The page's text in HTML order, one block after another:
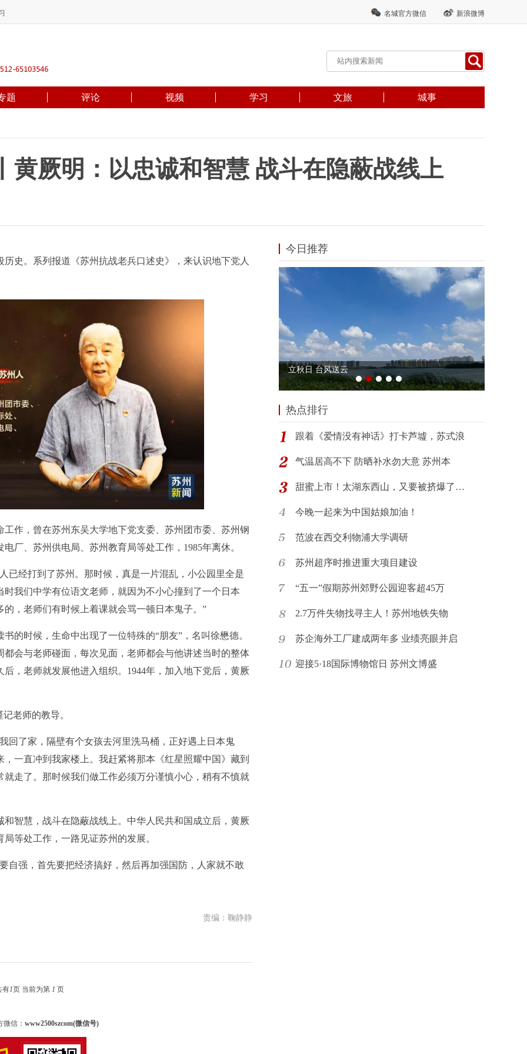
名城官方微信 新浪微博
题 评论 视频 学习 文旅 城事
黄厥明：以忠诚和智慧 战斗在隐蔽战线上
。系列报道《苏州抗战老兵口述史》，来认识地下党人
，曾在苏州东吴大学地下党支委、苏州团市委、苏州钢
厂、苏州供电局、苏州教育局等处工作，1985年离休。
经打到了苏州。那时候，真是一片混乱，小公园里全是
我们中学有位语文老师，就因为不小心撞到了一个日本
，老师们有时候上着课就会骂一顿日本鬼子。”
时候，生命中出现了一位特殊的“朋友”，名叫徐懋德。
会与老师碰面，每次见面，老师都会与他讲述当时的整体
，老师就发展他进入组织。1944年，加入地下党后，黄厥
老师的教导。
了家，隔壁有个女孩去河里洗马桶，正好遇上日本鬼
一直冲到我家楼上。我赶紧将那本《红星照耀中国》藏到
走了。那时候我们做工作必须万分谨慎小心，稍有不慎就
慧，战斗在隐蔽战线上。中华人民共和国成立后，黄厥
等处工作，一路见证苏州的发展。
强，首先要把经济搞好，然后再加强国防，人家就不敢
责编：鞠静静
有1页 当前为第 1 页
信： www2500szcom(微信号)
今日推荐
热点排行
跟着《爱情没有神话》打卡芦墟，苏式浪
气温居高不下 防晒补水勿大意 苏州本
甜蜜上市！太湖东西山，又要被挤爆了…
今晚一起来为中国姑娘加油！
范波在西交利物浦大学调研
苏州超序时推进重大项目建设
“五一”假期苏州郊野公园迎客超45万
2.7万件失物找寻主人！苏州地铁失物
苏企海外工厂建成两年多 业绩亮眼并启
迎接5·18国际博物馆日 苏州文博盛